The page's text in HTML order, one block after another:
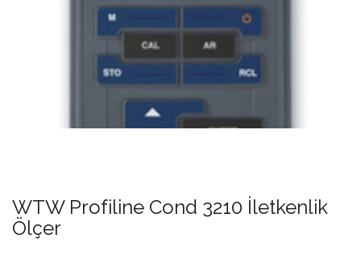
WTW Profiline Cond 3210 İletkenlik
Ölçer